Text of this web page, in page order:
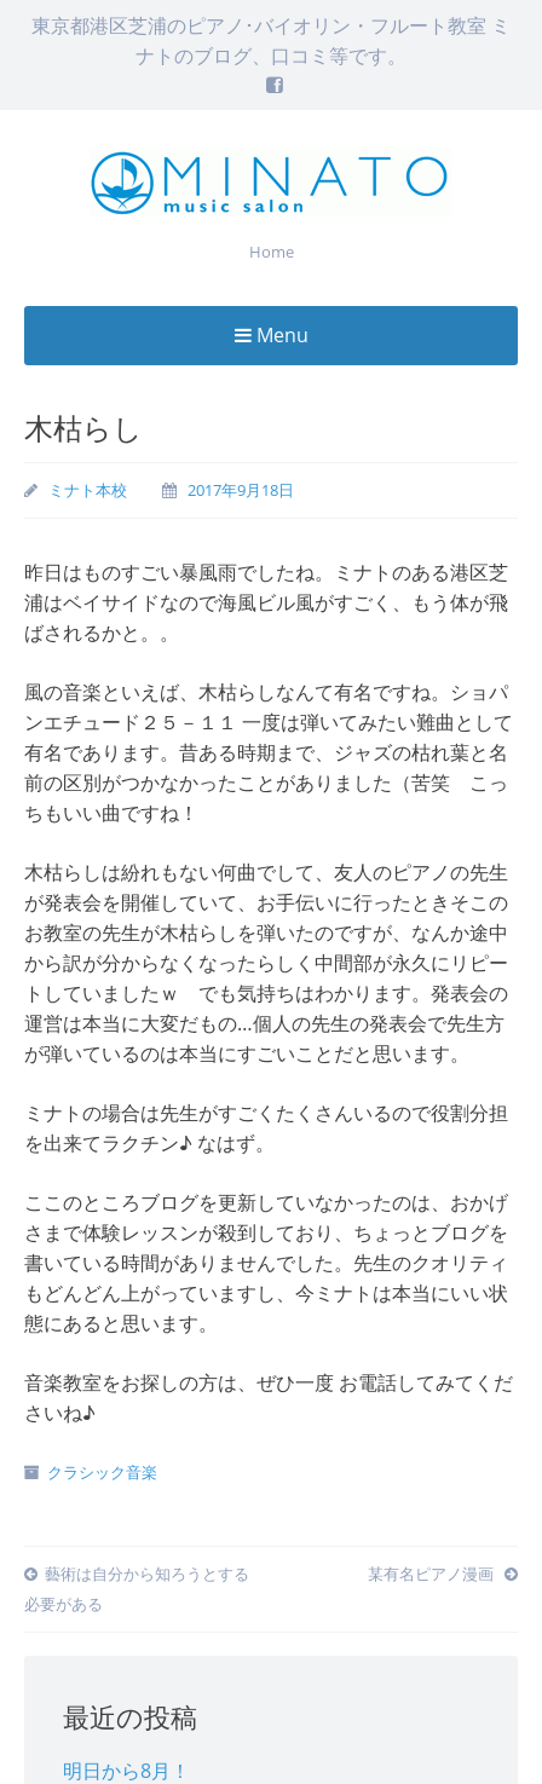
東京都港区芝浦のピアノ･バイオリン・フルート教室 ミ
ナトのブログ、口コミ等です。
Home
Menu
to
content
木枯らし
ミナト本校 2017年9月18日
昨日はものすごい暴風雨でしたね。ミナトのある港区芝
浦はベイサイドなので海風ビル風がすごく、もう体が飛
ばされるかと。。
風の音楽といえば、木枯らしなんて有名ですね。ショパ
ンエチュード２５－１１ 一度は弾いてみたい難曲として
有名であります。昔ある時期まで、ジャズの枯れ葉と名
前の区別がつかなかったことがありました（苦笑 こっ
ちもいい曲ですね！
木枯らしは紛れもない何曲でして、友人のピアノの先生
が発表会を開催していて、お手伝いに行ったときそこの
お教室の先生が木枯らしを弾いたのですが、なんか途中
から訳が分からなくなったらしく中間部が永久にリピー
トしていましたｗ でも気持ちはわかります。発表会の
運営は本当に大変だもの…個人の先生の発表会で先生方
が弾いているのは本当にすごいことだと思います。
ミナトの場合は先生がすごくたくさんいるので役割分担
を出来てラクチン♪ なはず。
ここのところブログを更新していなかったのは、おかげ
さまで体験レッスンが殺到しており、ちょっとブログを
書いている時間がありませんでした。先生のクオリティ
もどんどん上がっていますし、今ミナトは本当にいい状
態にあると思います。
音楽教室をお探しの方は、ぜひ一度 お電話してみてくだ
さいね♪
クラシック音楽
Post
藝術は自分から知ろうとする
必要がある
某有名ピアノ漫画
最近の投稿
明日から8月！